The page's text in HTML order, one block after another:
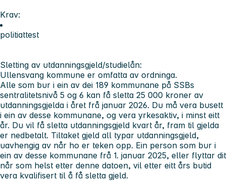
Krav:
politiattest
Sletting av utdanningsgjeld/studielån:
Ullensvang kommune er omfatta av ordninga.
Alle som bur i ein av dei 189 kommunane på SSBs
sentralitetsnivå 5 og 6 kan få sletta 25 000 kroner av
utdanningsgjelda i året frå januar 2026. Du må vera busett
i ein av desse kommunane, og vera yrkesaktiv, i minst eitt
år. Du vil få sletta utdanningsgjeld kvart år, fram til gjelda
er nedbetalt. Tiltaket gjeld all typar utdanningsgjeld,
uavhengig av når ho er teken opp. Ein person som bur i
ein av desse kommunane frå 1. januar 2025, eller flyttar dit
når som helst etter denne datoen, vil etter eitt års butid
vera kvalifisert til å få sletta gjeld.